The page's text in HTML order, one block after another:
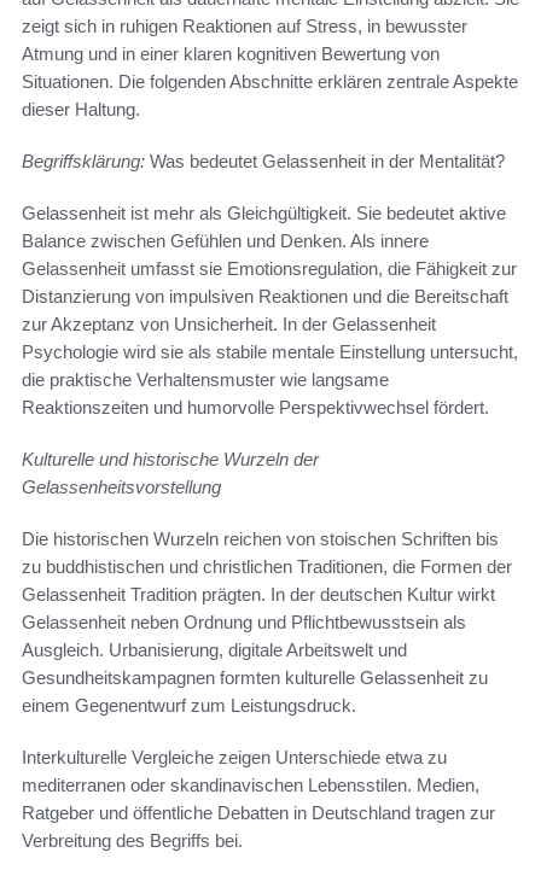
zeigt sich in ruhigen Reaktionen auf Stress, in bewusster
Atmung und in einer klaren kognitiven Bewertung von
Situationen. Die folgenden Abschnitte erklären zentrale Aspekte
dieser Haltung.
Begriffsklärung: Was bedeutet Gelassenheit in der Mentalität?
Gelassenheit ist mehr als Gleichgültigkeit. Sie bedeutet aktive
Balance zwischen Gefühlen und Denken. Als innere
Gelassenheit umfasst sie Emotionsregulation, die Fähigkeit zur
Distanzierung von impulsiven Reaktionen und die Bereitschaft
zur Akzeptanz von Unsicherheit. In der Gelassenheit
Psychologie wird sie als stabile mentale Einstellung untersucht,
die praktische Verhaltensmuster wie langsame
Reaktionszeiten und humorvolle Perspektivwechsel fördert.
Kulturelle und historische Wurzeln der
Gelassenheitsvorstellung
Die historischen Wurzeln reichen von stoischen Schriften bis
zu buddhistischen und christlichen Traditionen, die Formen der
Gelassenheit Tradition prägten. In der deutschen Kultur wirkt
Gelassenheit neben Ordnung und Pflichtbewusstsein als
Ausgleich. Urbanisierung, digitale Arbeitswelt und
Gesundheitskampagnen formten kulturelle Gelassenheit zu
einem Gegenentwurf zum Leistungsdruck.
Interkulturelle Vergleiche zeigen Unterschiede etwa zu
mediterranen oder skandinavischen Lebensstilen. Medien,
Ratgeber und öffentliche Debatten in Deutschland tragen zur
Verbreitung des Begriffs bei.